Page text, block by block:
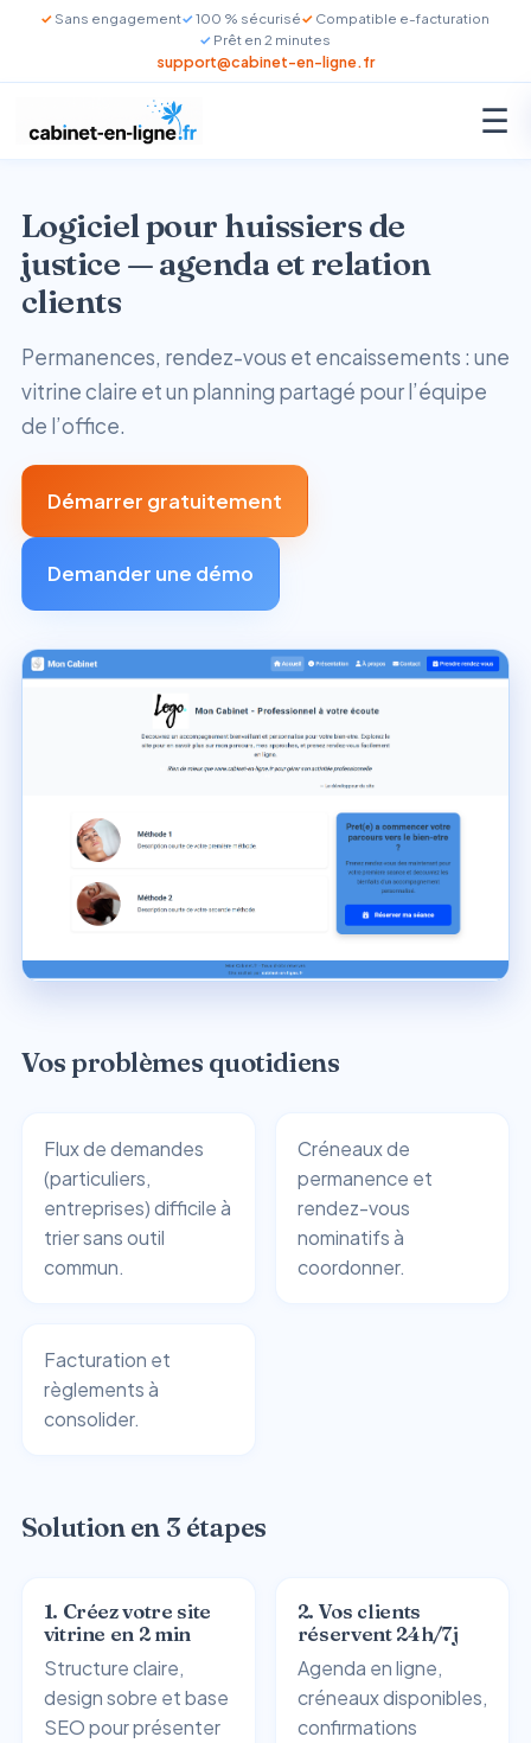
Sans engagement 100 % sécurisé
Compatible e-facturation
Prêt en 2 minutes
support@cabinet-en-ligne.fr
☰
Logiciel pour huissiers de
justice — agenda et relation
clients
Permanences, rendez-vous et encaissements : une
vitrine claire et un planning partagé pour l’équipe
de l’office.
Démarrer gratuitement
Demander une démo
Vos problèmes quotidiens
Flux de demandes
(particuliers,
entreprises) difficile à
trier sans outil
commun.
Créneaux de
permanence et
rendez-vous
nominatifs à
coordonner.
Facturation et
règlements à
consolider.
Solution en 3 étapes
1. Créez votre site
vitrine en 2 min
Structure claire,
design sobre et base
SEO pour présenter
2. Vos clients
réservent 24h/7j
Agenda en ligne,
créneaux disponibles,
confirmations